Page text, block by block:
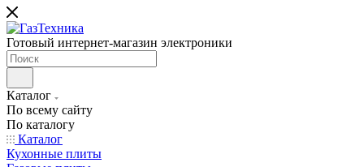
Готовый интернет-магазин электроники
Каталог
По всему сайту
По каталогу
Каталог
Кухонные плиты